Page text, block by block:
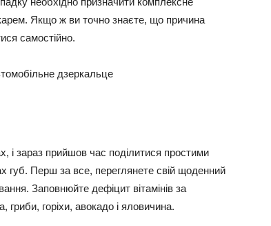
Якщо ж ви точно знаєте, що причина
самостійно.
і зараз прийшов час поділитися простими
губ. Перш за все, переглянете свій щоденний
Заповнюйте дефіцит вітамінів за
гриби, горіхи, авокадо і яловичина.